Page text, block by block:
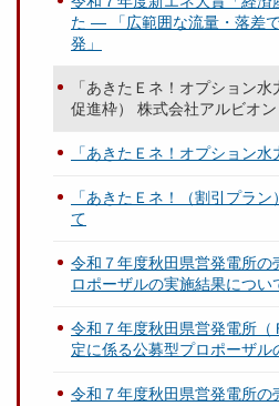
た ― 「広範囲な流量・落差
発」
「あきたＥネ！オプション
促進枠） 株式会社アルビオ
「あきたＥネ！オプション
「あきたＥネ！（割引プラ
て
令和７年度秋田県営発電所
ロポーザルの実施結果につい
令和７年度秋田県営発電所（
定に係る公募型プロポーザル
令和７年度秋田県営発電所